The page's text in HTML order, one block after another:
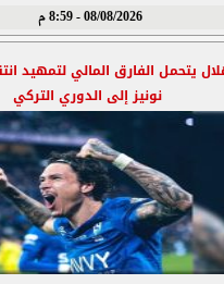
08/08/2026 - 8:59 م
يتحمل الفارق المالي لتمهيد
نونيز إلى الدوري التركي